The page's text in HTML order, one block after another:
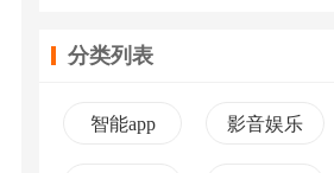
分类列表
智能app 影音娱乐